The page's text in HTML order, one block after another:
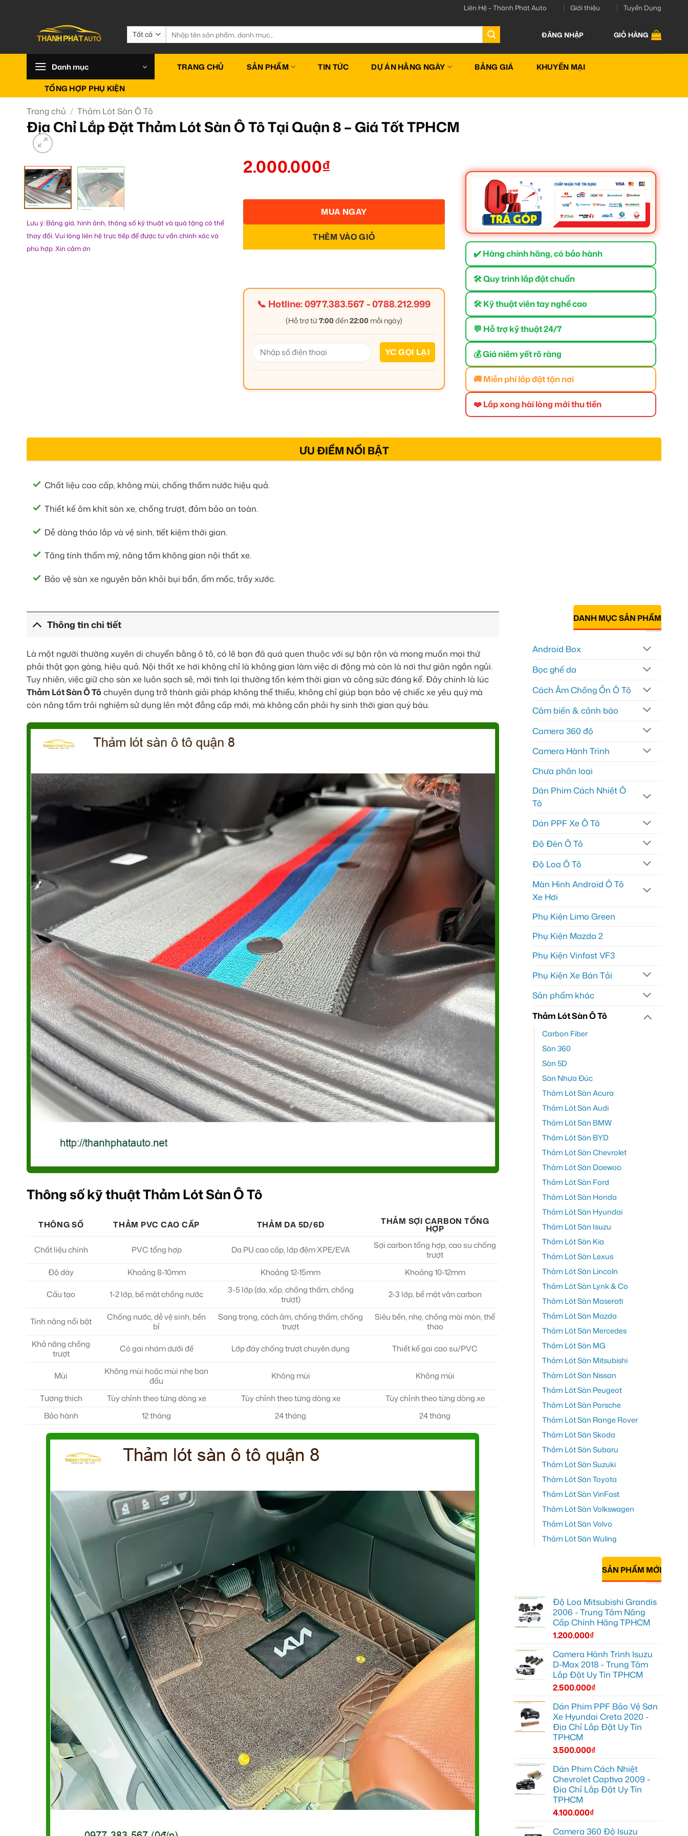
Liên Hệ – Thành Phát Auto Giới thiệu Tuyển Dụng
Tìm
kiếm:
ĐĂNG NHẬP GIỎ HÀNG
Danh mục TRANG CHỦ SẢN PHẨM TIN TỨC DỰ ÁN HẰNG NGÀY BẢNG GIÁ KHUYẾN MẠI
TỔNG HỢP PHỤ KIỆN
Trang chủ / Thảm Lót Sàn Ô Tô
Địa Chỉ Lắp Đặt Thảm Lót Sàn Ô Tô Tại Quận 8 – Giá Tốt TPHCM
Lưu ý: Bảng giá, hình ảnh, thông số kỹ thuật và quà tặng có thể
thay đổi. Vui lòng liên hệ trực tiếp để được tư vấn chính xác và
phù hợp. Xin cảm ơn
2.000.000₫
THÊM VÀO GIỎ
MUA NGAY
📞 Hotline:0977.383.567-0788.212.999
(Hỗ trợ từ7:00 đến22:00 mỗi ngày)
✔️ Hàng chính hãng, có bảo hành
🛠 Quy trình lắp đặt chuẩn
🛠 Kỹ thuật viên tay nghề cao
💬 Hỗ trợ kỹ thuật 24/7
💰 Giá niêm yết rõ ràng
🚚 Miễn phí lắp đặt tận nơi
❤️ Lắp xong hài lòng mới thu tiền
ƯU ĐIỂM NỔI BẬT
Chất liệu cao cấp, không mùi, chống thấm nước hiệu quả.
Thiết kế ôm khít sàn xe, chống trượt, đảm bảo an toàn.
Dễ dàng tháo lắp và vệ sinh, tiết kiệm thời gian.
Tăng tính thẩm mỹ, nâng tầm không gian nội thất xe.
Bảo vệ sàn xe nguyên bản khỏi bụi bẩn, ẩm mốc, trầy xước.
Thông tin chi tiết
Là một người thường xuyên di chuyển bằng ô tô, có lẽ bạn đã quá quen thuộc với sự bận rộn và mong muốn mọi thứ
phải thật gọn gàng, hiệu quả. Nội thất xe hơi không chỉ là không gian làm việc di động mà còn là nơi thư giãn ngắn ngủi.
Tuy nhiên, việc giữ cho sàn xe luôn sạch sẽ, mới tinh lại thường tốn kém thời gian và công sức đáng kể. Đây chính là lúc
Thảm Lót Sàn Ô Tô chuyên dụng trở thành giải pháp không thể thiếu, không chỉ giúp bạn bảo vệ chiếc xe yêu quý mà
còn nâng tầm trải nghiệm sử dụng lên một đẳng cấp mới, mà không cần phải hy sinh thời gian quý báu.
Thông số kỹ thuật Thảm Lót Sàn Ô Tô
THÔNG SỐ THẢM PVC CAO CẤP THẢM DA 5D/6D THẢM SỢI CARBON TỔNG
HỢP
Chất liệu chính
PVC tổng hợp Da PU cao cấp, lớp đệm XPE/EVA
Sợi carbon tổng hợp, cao su chống
trượt
Độ dày
Khoảng 8-10mm Khoảng 12-15mm Khoảng 10-12mm
Cấu tạo 1-2 lớp, bề mặt chống nước
3-5 lớp (da, xốp, chống thấm, chống
trượt)
2-3 lớp, bề mặt vân carbon
Tính năng nổi bật
Chống nước, dễ vệ sinh, bền
bỉ
Sang trọng, cách âm, chống thấm, chống
trượt
Siêu bền, nhẹ, chống mài mòn, thể
thao
Khả năng chống
trượt
Có gai nhám dưới đế Lớp đáy chống trượt chuyên dụng Thiết kế gai cao su/PVC
Mùi
Không mùi hoặc mùi nhẹ ban
đầu
Không mùi Không mùi
Tương thích Tùy chỉnh theo từng dòng xe Tùy chỉnh theo từng dòng xe
Tùy chỉnh theo từng dòng xe
Bảo hành
12 tháng 24 tháng 24 tháng
DANH MỤC SẢN PHẨM
Android Box
Bọc ghế da
Cách Âm Chống Ồn Ô Tô
Cảm biến & cảnh báo
Camera 360 độ
Camera Hành Trình
Chưa phân loại
Dán Phim Cách Nhiệt Ô
Tô
Dán PPF Xe Ô Tô
Độ Đèn Ô Tô
Độ Loa Ô Tô
Màn Hình Android Ô Tô
Xe Hơi
Phụ Kiện Limo Green
Phụ Kiện Mazda 2
Phụ Kiện Vinfast VF3
Phụ Kiện Xe Bán Tải
Sản phẩm khác
Thảm Lót Sàn Ô Tô
Carbon Fiber
Sàn 360
Sàn 5D
Sàn Nhựa Đúc
Thảm Lót Sàn Acura
Thảm Lót Sàn Audi
Thảm Lót Sàn BMW
Thảm Lót Sàn BYD
Thảm Lót Sàn Chevrolet
Thảm Lót Sàn Daewoo
Thảm Lót Sàn Ford
Thảm Lót Sàn Honda
Thảm Lót Sàn Hyundai
Thảm Lót Sàn Isuzu
Thảm Lót Sàn Kia
Thảm Lót Sàn Lexus
Thảm Lót Sàn Lincoln
Thảm Lót Sàn Lynk & Co
Thảm Lót Sàn Maserati
Thảm Lót Sàn Mazda
Thảm Lót Sàn Mercedes
Thảm Lót Sàn MG
Thảm Lót Sàn Mitsubishi
Thảm Lót Sàn Nissan
Thảm Lót Sàn Peugeot
Thảm Lót Sàn Porsche
Thảm Lót Sàn Range Rover
Thảm Lót Sàn Skoda
Thảm Lót Sàn Subaru
Thảm Lót Sàn Suzuki
Thảm Lót Sàn Toyota
Thảm Lót Sàn VinFast
Thảm Lót Sàn Volkswagen
Thảm Lót Sàn Volvo
Thảm Lót Sàn Wuling
SẢN PHẨM MỚI
Độ Loa Mitsubishi Grandis
2006 - Trung Tâm Nâng
Cấp Chính Hãng TPHCM
1.200.000₫
Camera Hành Trình Isuzu
D-Max 2018 - Trung Tâm
Lắp Đặt Uy Tín TPHCM
2.500.000₫
Dán Phim PPF Bảo Vệ Sơn
Xe Hyundai Creta 2020 -
Địa Chỉ Lắp Đặt Uy Tín
TPHCM
3.500.000₫
Dán Phim Cách Nhiệt
Chevrolet Captiva 2009 -
Địa Chỉ Lắp Đặt Uy Tín
TPHCM
4.100.000₫
Camera 360 Độ Isuzu